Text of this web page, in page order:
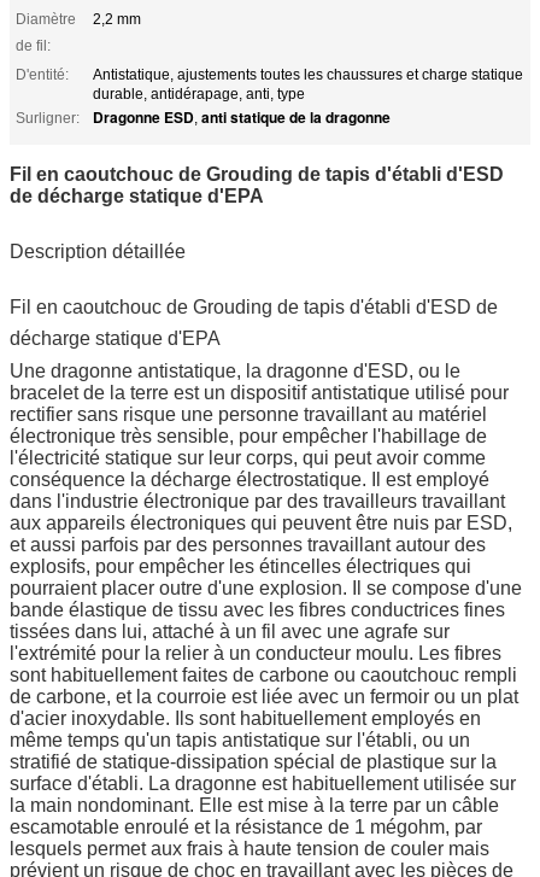
Diamètre
de fil:
2,2 mm
D'entité:
Antistatique, ajustements toutes les chaussures et charge statique
durable, antidérapage, anti, type
Surligner:
Dragonne ESD, anti statique de la dragonne
Fil en caoutchouc de Grouding de tapis d'établi d'ESD
de décharge statique d'EPA
Description détaillée
Fil en caoutchouc de Grouding de tapis d'établi d'ESD de
décharge statique d'EPA
Une dragonne antistatique, la dragonne d'ESD, ou le
bracelet de la terre est un dispositif antistatique utilisé pour
rectifier sans risque une personne travaillant au matériel
électronique très sensible, pour empêcher l'habillage de
l'électricité statique sur leur corps, qui peut avoir comme
conséquence la décharge électrostatique. Il est employé
dans l'industrie électronique par des travailleurs travaillant
aux appareils électroniques qui peuvent être nuis par ESD,
et aussi parfois par des personnes travaillant autour des
explosifs, pour empêcher les étincelles électriques qui
pourraient placer outre d'une explosion. Il se compose d'une
bande élastique de tissu avec les fibres conductrices fines
tissées dans lui, attaché à un fil avec une agrafe sur
l'extrémité pour la relier à un conducteur moulu. Les fibres
sont habituellement faites de carbone ou caoutchouc rempli
de carbone, et la courroie est liée avec un fermoir ou un plat
d'acier inoxydable. Ils sont habituellement employés en
même temps qu'un tapis antistatique sur l'établi, ou un
stratifié de statique-dissipation spécial de plastique sur la
surface d'établi. La dragonne est habituellement utilisée sur
la main nondominant. Elle est mise à la terre par un câble
escamotable enroulé et la résistance de 1 mégohm, par
lesquels permet aux frais à haute tension de couler mais
prévient un risque de choc en travaillant avec les pièces de